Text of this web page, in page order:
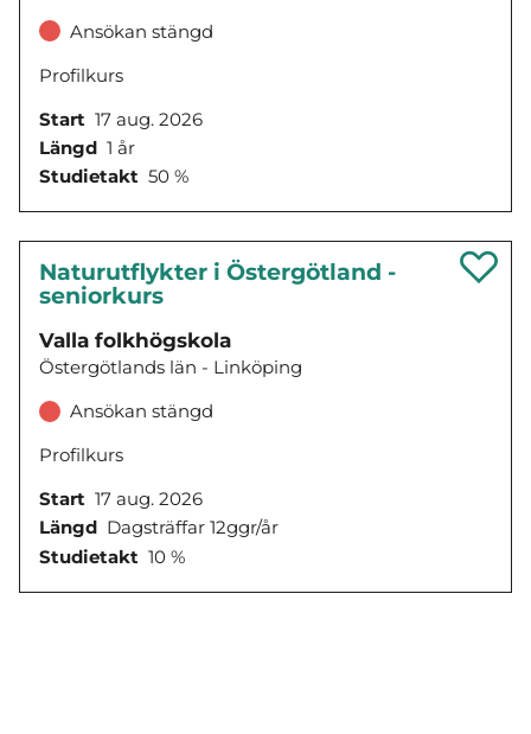
Ansökan stängd
Profilkurs
Start 17 aug. 2026
Längd 1 år
Studietakt 50 %
Naturutflykter i Östergötland -
seniorkurs
Valla folkhögskola
Östergötlands län - Linköping
Ansökan stängd
Profilkurs
Start 17 aug. 2026
Längd Dagsträffar 12ggr/år
Studietakt 10 %